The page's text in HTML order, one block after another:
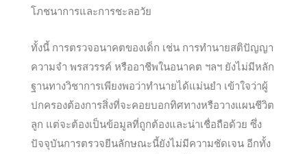
โภชนาการและการชะลอวัย
ทั้งนี้ การตรวจอนาคตของเด็ก เช่น การทำนายสติปัญญา
ความจำ พรสวรรค์ หรืออาชีพในอนาคต ฯลฯ ยังไม่มีหลัก
ฐานทางวิชาการเพียงพอว่าทำนายได้แม่นยำ เข้าใจว่าผู้
ปกครองต้องการสิ่งที่จะคอยบอกทิศทางหรือวางแผนชีวิต
ลูก แต่จะต้องเป็นข้อมูลที่ถูกต้องและน่าเชื่อถือด้วย ซึ่ง
ปัจจุบันการตรวจยีนลักษณะนี้ยังไม่มีความชัดเจน อีกทั้ง